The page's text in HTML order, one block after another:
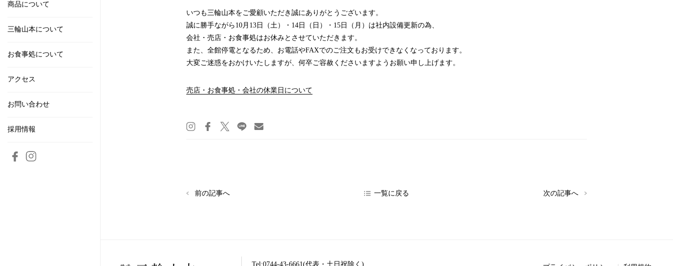
商品について
三輪山本について
お食事処について
アクセス
お問い合わせ
採用情報
いつも三輪山本をご愛顧いただき誠にありがとうございます。
誠に勝手ながら10月13日（土）・14日（日）・15日（月）は社内設備更新の為、
会社・売店・お食事処はお休みとさせていただきます。
また、全館停電となるため、お電話やFAXでのご注文もお受けできなくなっております。
大変ご迷惑をおかけいたしますが、何卒ご容赦くださいますようお願い申し上げます。
売店・お食事処・会社の休業日について
前の記事へ 一覧に戻る 次の記事へ
Tel:0744-43-6661(代表・土日祝除く)